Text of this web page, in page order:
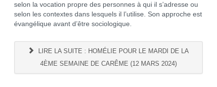
selon la vocation propre des personnes à qui il s’adresse ou
selon les contextes dans lesquels il l’utilise. Son approche est
évangélique avant d’être sociologique.
LIRE LA SUITE : HOMÉLIE POUR LE MARDI DE LA
4ÈME SEMAINE DE CARÊME (12 MARS 2024)